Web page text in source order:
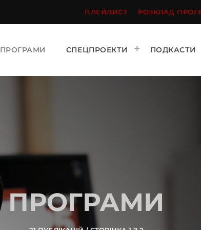
ПЛЕЙЛИСТ РОЗКЛАД
ПРОГРАМИ СПЕЦПРОЕКТИ ПОДКАСТИ
ПРОГРАМИ